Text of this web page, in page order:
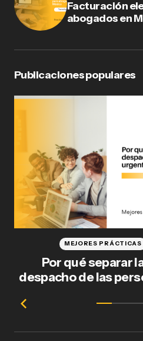
Facturación
abogados en
Publicaciones populares
Por qué separar
despacho de las
MEJORES PRÁCTICAS